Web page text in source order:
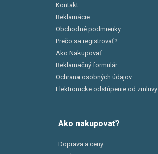
Kontakt
Reklamácie
Obchodné podmienky
Prečo sa registrovať?
Ako Nakupovať
Reklamačný formulár
Ochrana osobných údajov
Elektronicke odstúpenie od zmluvy
Ako nakupovať?
Doprava a ceny